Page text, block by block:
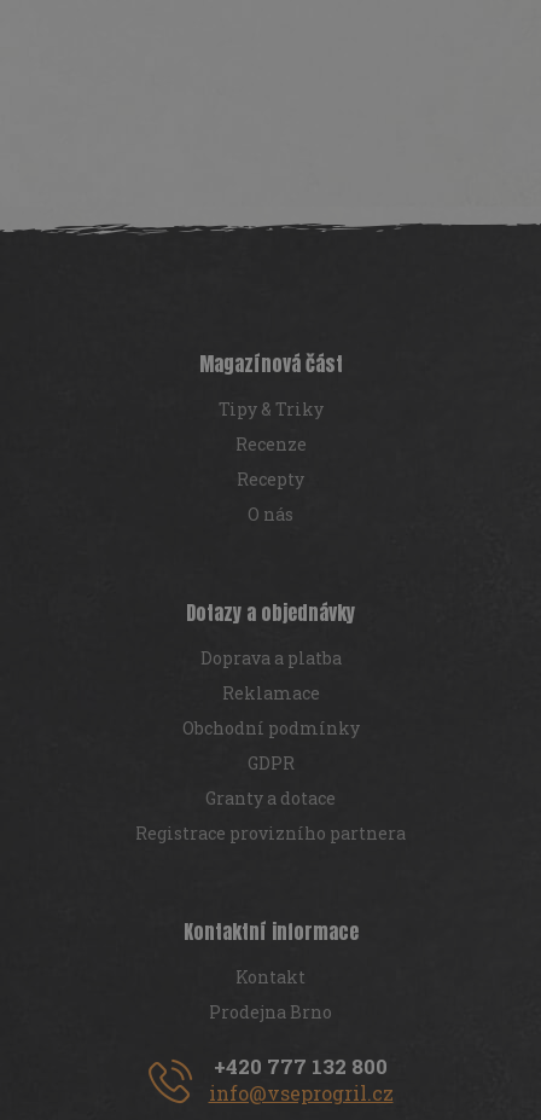
á
Magazínová část
Tipy & Triky
Recenze
Recepty
O nás
Dotazy a objednávky
Doprava a platba
Reklamace
Obchodní podmínky
GDPR
Granty a dotace
Registrace provizního partnera
Kontaktní informace
Kontakt
Prodejna Brno
+420 777 132 800
info@vseprogril.cz